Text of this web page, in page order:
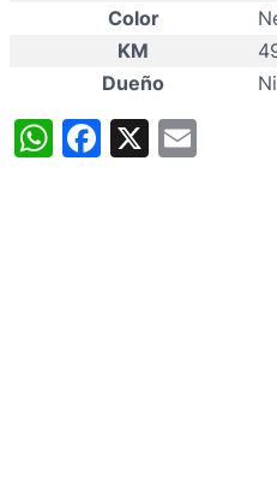
Color
KM
Dueño
WhatsApp
Facebook
X